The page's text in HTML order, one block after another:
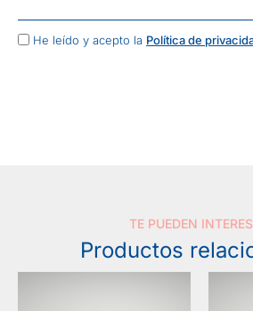
He leído y acepto la Política de
TE PUEDEN
Productos